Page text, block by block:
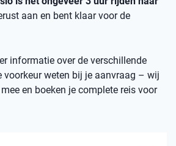
aan en bent klaar voor de
informatie over de verschillende
voorkeur weten bij je aanvraag – wij
en boeken je complete reis voor